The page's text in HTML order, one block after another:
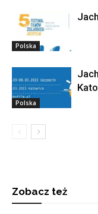
Polska
Polska
Zobacz też